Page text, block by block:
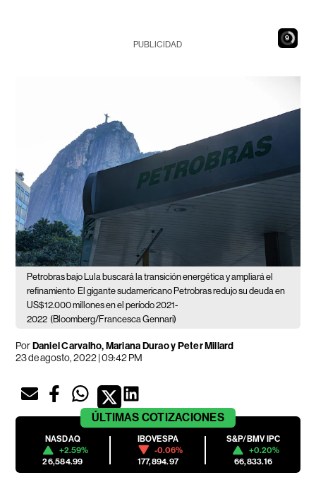
8
PUBLICIDAD
Petrobras bajo Lula buscará la transición energética y ampliará el
refinamiento El gigante sudamericano Petrobras redujo su deuda en
US$12.000 millones en el período 2021-
2022 (Bloomberg/Francesca Gennari)
PorDaniel Carvalho, Mariana Durao y Peter Millard
23 de agosto, 2022 | 09:42 PM
ÚLTIMAS COTIZACIONES
NASDAQ
+2.59%
26,584.99
IBOVESPA
-0.06%
177,894.97
S&P/BMV IPC
+0.20%
66,833.16